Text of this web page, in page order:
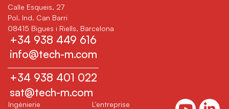
Calle Esqueis, 27
Pol. Ind. Can Barri
08415 Bigues i Riells, Barcelona
+34 938 449 616
info@tech-m.com
+34 938 401 022
sat@tech-m.com
Ingénierie L'entreprise(current)